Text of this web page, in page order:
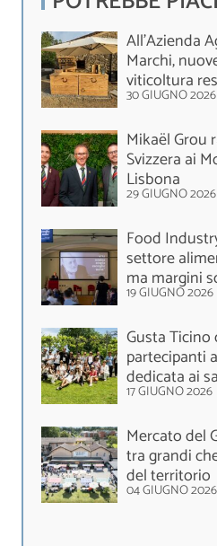
All’Azienda
Marchi,
viticoltura
30 GIUGNO 2026
Mikaël Grou
Svizzera ai
Lisbona
29 GIUGNO 2026
Food
settore
ma margini
19 GIUGNO 2026
Gusta
partecipanti
dedicata ai
17 GIUGNO 2026
Mercato del
tra grandi
del territorio
04 GIUGNO 2026